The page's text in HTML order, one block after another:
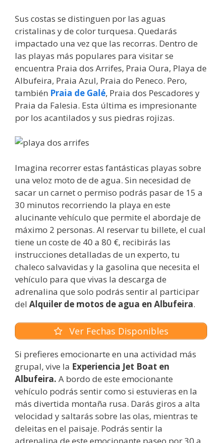
Sus costas se distinguen por las aguas
cristalinas y de color turquesa. Quedarás
impactado una vez que las recorras. Dentro de
las playas más populares para visitar se
encuentra Praia dos Arrifes, Praia Oura, Playa de
Albufeira, Praia Azul, Praia do Peneco. Pero,
también Praia de Galé, Praia dos Pescadores y
Praia da Falesia. Esta última es impresionante
por los acantilados y sus piedras rojizas.
Imagina recorrer estas fantásticas playas sobre
una veloz moto de de agua. Sin necesidad de
sacar un carnet o permiso podrás pasar de 15 a
30 minutos recorriendo la playa en este
alucinante vehículo que permite el abordaje de
máximo 2 personas. Al reservar tu billete, el cual
tiene un coste de 40 a 80 €, recibirás las
instrucciones detalladas de un experto, tu
chaleco salvavidas y la gasolina que necesita el
vehículo para que vivas la descarga de
adrenalina que solo podrás sentir al participar
del Alquiler de motos de agua en Albufeira.
Ver Fechas Disponibles
Si prefieres emocionarte en una actividad más
grupal, vive la Experiencia Jet Boat en
Albufeira. A bordo de este emocionante
vehículo podrás sentir como si estuvieras en la
más divertida montaña rusa. Darás giros a alta
velocidad y saltarás sobre las olas, mientras te
deleitas en el paisaje. Podrás sentir la